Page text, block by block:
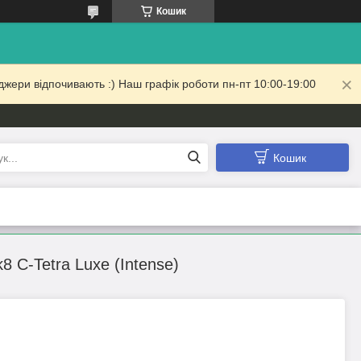
Кошик
відпочивають :) Наш графік роботи пн-пт 10:00-19:00
Кошик
C-Tetra Luxe (Intense)